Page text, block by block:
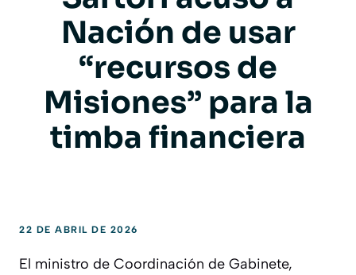
Nación de usar
“recursos de
Misiones” para la
timba financiera
22 DE ABRIL DE 2026
El ministro de Coordinación de Gabinete,